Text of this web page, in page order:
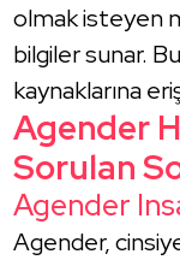
olmak isteyen
bilgiler sunar.
kaynaklarına
Agender
Sorulan
Agender
Agender,